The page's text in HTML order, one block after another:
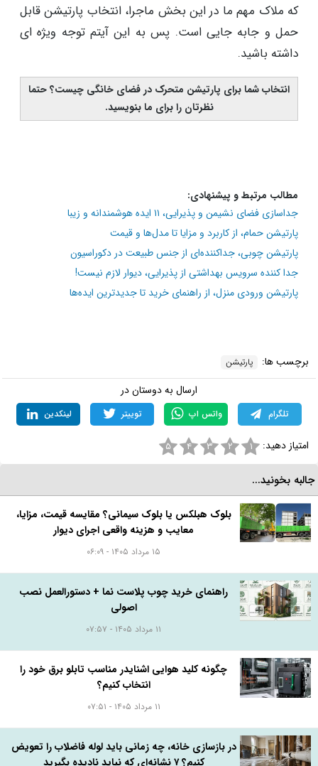
که ملاک مهم ما در این بخش ماجرا، انتخاب پارتیشن قابل
حمل و جابه جایی است. پس به این آیتم توجه ویژه ای
داشته باشید.
انتخاب شما برای پارتیشن متحرک در فضای خانگی چیست؟ حتما
نظرتان را برای ما بنویسید.
مطالب مرتبط و پیشنهادی:
جداسازی فضای نشیمن و پذیرایی، ۱۱ ایده هوشمندانه و زیبا
پارتیشن حمام، از کاربرد و مزایا تا مدل‌ها و قیمت
پارتیشن چوبی، جداکننده‌‌ای از جنس طبیعت در دکوراسیون
جدا کننده سرویس بهداشتی از پذیرایی، دیوار لازم نیست!
پارتیشن ورودی منزل، از راهنمای خرید تا جدیدترین ایده‌ها
برچسب ها: پارتیشن
ارسال به دوستان در
تلگرام واتس اپ توییتر لینکدین
امتیاز دهید: ۱ ۲ ۳ ۴ ۵
بخونید...
بلوک هبلکس یا بلوک سیمانی؟ مقایسه قیمت، مزایا،
معایب و هزینه واقعی اجرای دیوار
۱۵ مرداد ۱۴۰۵ - ۰۶:۰۹
راهنمای خرید چوب پلاست نما + دستورالعمل نصب
اصولی
چگونه کلید هوایی اشنایدر مناسب تابلو برق خود را
انتخاب کنیم؟
در بازسازی خانه، چه زمانی باید لوله فاضلاب را تعویض
کنیم؟ ۷ نشانه‌ای که نباید نادیده بگیرید